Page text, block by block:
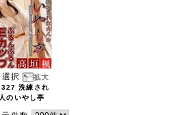
択
洗練され
のいやし亭